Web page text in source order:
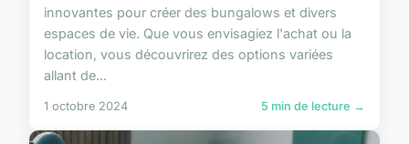
innovantes pour créer des bungalows et divers
espaces de vie. Que vous envisagiez l'achat ou la
location, vous découvrirez des options variées
allant de...
1 octobre 2024 5 min de lecture →